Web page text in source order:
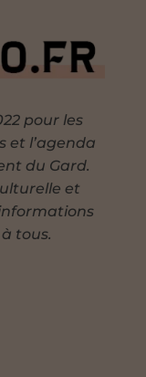
pour les
et l’agenda
du Gard.
et
tous.